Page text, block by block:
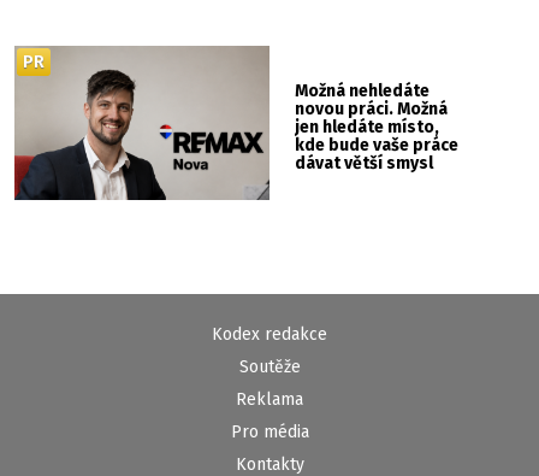
Možná nehledáte
novou práci. Možná
jen hledáte místo,
kde bude vaše práce
dávat větší smysl
PR
Kodex redakce
Soutěže
Reklama
Pro média
Kontakty